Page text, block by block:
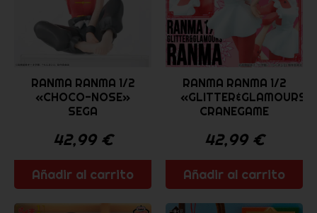
RANMA RANMA 1/2
«CHOCO-NOSE»
SEGA
42,99 €
Añadir al carrito
RANMA RANMA 1/2
«GLITTER&GLAMOURS»
CRANEGAME
42,99 €
Añadir al carrito